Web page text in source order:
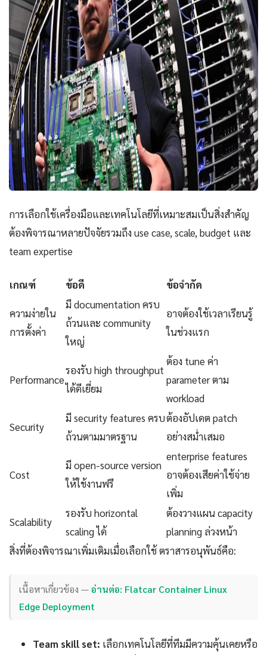
การเลือกใช้เครื่องมือและเทคโนโลยีที่เหมาะสมเป็นสิ่งสำคัญ
ต้องพิจารณาหลายปัจจัยรวมถึง use case, scale, budget และ
team expertise
เกณฑ์ ข้อดี ข้อจำกัด
ความง่ายใน
การตั้งค่า
มี documentation ครบ
ถ้วนและ community
ใหญ่
อาจต้องใช้เวลาเรียนรู้
ในช่วงแรก
Performance
รองรับ high throughput
ได้ดีเยี่ยม
ต้อง tune ค่า
parameter ตาม
workload
Security
มี security features ครบ
ถ้วนตามมาตรฐาน
ต้องอัปเดต patch
อย่างสม่ำเสมอ
Cost
มี open-source version
ให้ใช้งานฟรี
enterprise features
อาจต้องเสียค่าใช้จ่าย
เพิ่ม
Scalability
รองรับ horizontal
scaling ได้
ต้องวางแผน capacity
planning ล่วงหน้า
สิ่งที่ต้องพิจารณาเพิ่มเติมเมื่อเลือกใช้ ตราสารอนุพันธ์คือ:
เนื้อหาเกี่ยวข้อง —อ่านต่อ: Flatcar Container Linux
Edge Deployment
Team skill set: เลือกเทคโนโลยีที่ทีมมีความคุ้นเคยหรือ